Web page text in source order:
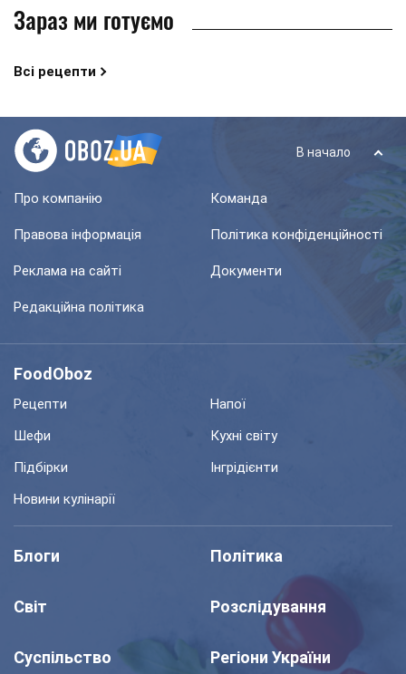
Зараз ми готуємо
Всі рецепти
В начало
Про компанію Команда
Правова інформація Політика конфіденційності
Реклама на сайті Документи
Редакційна політика
FoodOboz
Рецепти
Напої
Шефи
Кухні світу
Підбірки
Інгрідієнти
Новини кулінарії
Блоги Політика
Світ Розслідування
Суспільство Регіони України